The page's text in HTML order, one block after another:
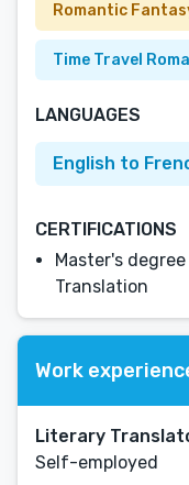
Romantic
Time Travel
LANGUAGES
English to
CERTIFICATIONS
Master's
Translation
Work
Literary
Self-employed